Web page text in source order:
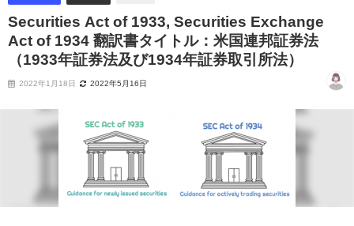
Securities Act of 1933, Securities Exchange
Act of 1934 翻訳書タイトル：米国連邦証券法
（1933年証券法及び1934年証券取引所法）
2022年1月18日 2022年5月16日